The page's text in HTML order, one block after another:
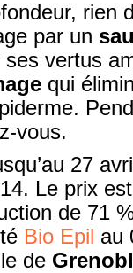
rien
par un
vertus
qui
vous.
27
Le prix
de 71
Bio Epil au
de